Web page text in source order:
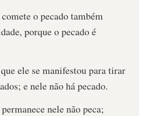
o pecado também
porque o pecado é
ele se manifestou para tirar
e nele não há pecado.
nele não peca;